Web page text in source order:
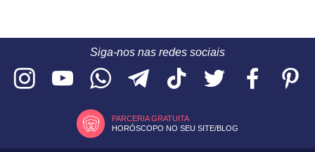
Siga-nos nas redes sociais
PARCERIA GRATUITA
HORÓSCOPO NO SEU SITE/BLOG